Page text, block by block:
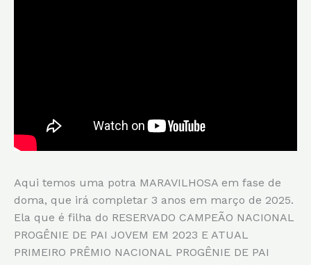
Aqui temos uma potra MARAVILHOSA em fase de
doma, que irá completar 3 anos em março de 2025.
Ela que é filha do RESERVADO CAMPEÃO NACIONAL
PROGÊNIE DE PAI JOVEM EM 2023 E ATUAL
PRIMEIRO PRÊMIO NACIONAL PROGÊNIE DE PAI